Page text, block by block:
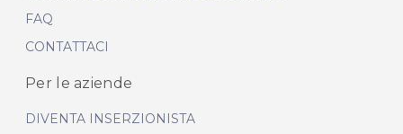
FAQ
CONTATTACI
Per le aziende
DIVENTA INSERZIONISTA